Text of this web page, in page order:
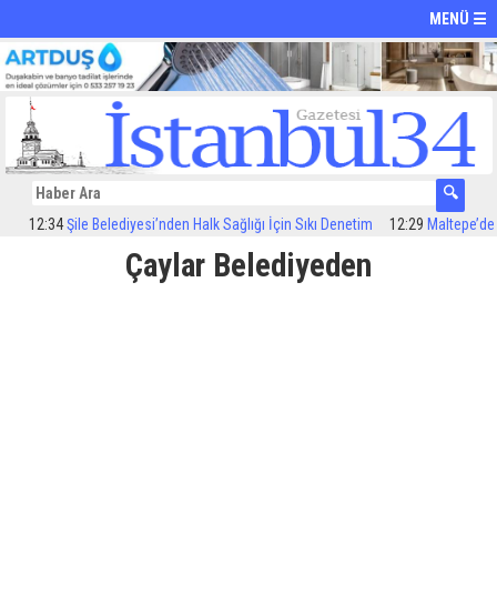
MENÜ ☰
12:34 Şile Belediyesi’nden Halk Sağlığı İçin Sıkı Denetim 12:29 Maltepe’de
Çaylar Belediyeden